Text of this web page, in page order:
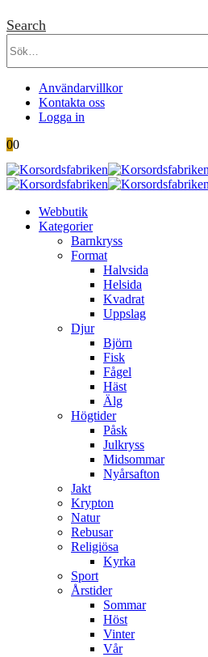
Search
Användarvillkor
Kontakta oss
Logga in
00
Webbutik
Kategorier
Barnkryss
Format
Halvsida
Helsida
Kvadrat
Uppslag
Djur
Björn
Fisk
Fågel
Häst
Älg
Högtider
Påsk
Julkryss
Midsommar
Nyårsafton
Jakt
Krypton
Natur
Rebusar
Religiösa
Kyrka
Sport
Årstider
Sommar
Höst
Vinter
Vår